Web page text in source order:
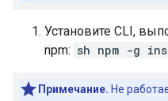
Установите CLI,
npm: sh npm -g
Примечание. Не